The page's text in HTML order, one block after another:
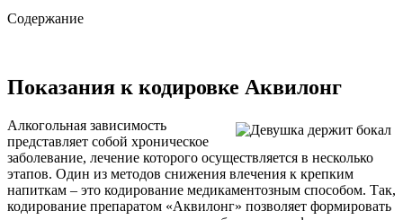
Содержание
Показания к кодировке Аквилонг
Алкогольная зависимость
представляет собой хроническое
заболевание, лечение которого осуществляется в несколько
этапов. Один из методов снижения влечения к крепким
напиткам – это кодирование медикаментозным способом. Так,
кодирование препаратом «Аквилонг» позволяет формировать